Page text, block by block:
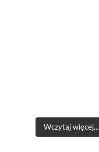
Wczytaj więcej...